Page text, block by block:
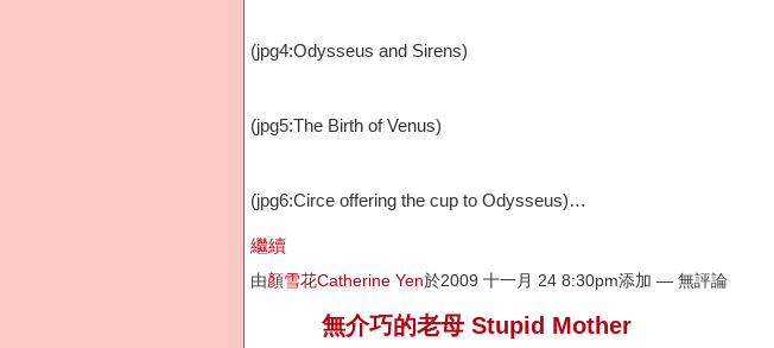
(jpg4:Odysseus and Sirens)
(jpg5:The Birth of Venus)
(jpg6:Circe offering the cup to Odysseus)…
繼續
由顏雪花Catherine Yen於2009 十一月 24 8:30pm添加 — 無評論
無介巧的老母 Stupid Mother